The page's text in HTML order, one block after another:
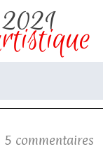
5 commentaires